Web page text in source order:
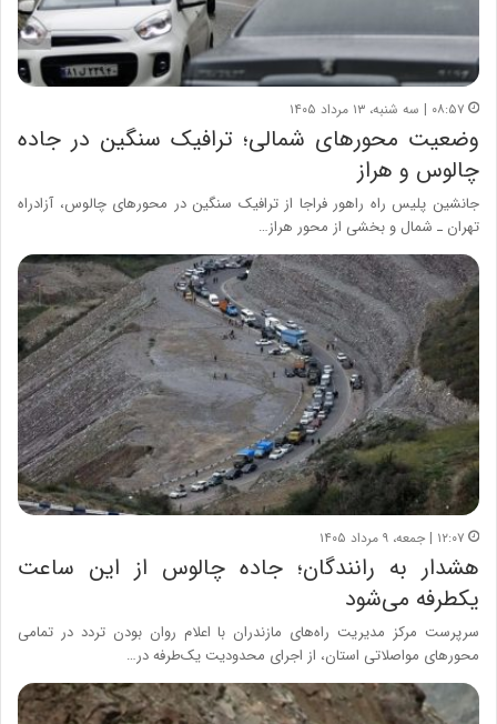
۰۸:۵۷ | سه شنبه، ۱۳ مرداد ۱۴۰۵
وضعیت محورهای شمالی؛ ترافیک سنگین در جاده
چالوس و هراز
جانشین پلیس راه راهور فراجا از ترافیک سنگین در محورهای چالوس، آزادراه
تهران ـ شمال و بخشی از محور هراز…
۱۲:۰۷ | جمعه، ۹ مرداد ۱۴۰۵
هشدار به رانندگان؛ جاده چالوس از این ساعت
یکطرفه می‌شود
سرپرست مرکز مدیریت راه‌های مازندران با اعلام روان بودن تردد در تمامی
محورهای مواصلاتی استان، از اجرای محدودیت یک‌طرفه در…